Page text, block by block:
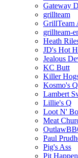
Gateway
grillteam
GrillTeam
grillteam-
Heath
JD's Hot
Jealous
KC Butt
Killer
Kosmo's Q
Lambert
Lillie's Q
Loot N'
Meat
Paul
Pig's Ass
Pit